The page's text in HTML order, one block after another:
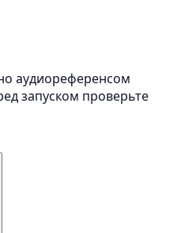
аудиореференсом
запуском проверьте